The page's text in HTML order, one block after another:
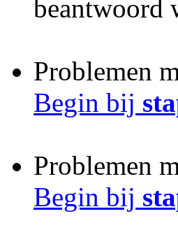
beantwoord
Problemen
Begin bij
Problemen
Begin bij